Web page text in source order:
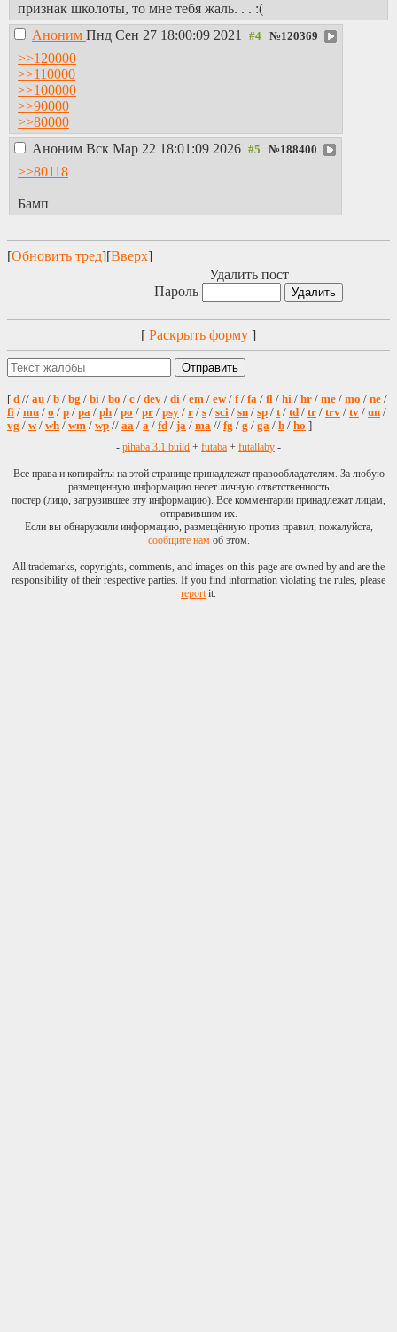
стабильность. В
чем? Чтобы жить в
образ народного
любимца за годы
существенных
Нищенские
подачки равные
назначенным им
же инфляционным
одновременным
оплаты проезда
лишь
поддерживают
спадающие штаны
прочего населения.
Воистину,
благочестивца,
благоверного
прихожанина в
признак школоты, то мне тебя жаль. . . :(
Аноним Пнд Сен 27 18:00:09 2021 №120369
>>120000
>>110000
>>100000
>>90000
>>80000
Аноним Вск Мар 22 18:01:09 2026 №188400
>>80118
Бамп
[Обновить тред][Вверх]
Удалить пост
Пароль
[ Раскрыть форму ]
[ d // au / b / bg / bi / bo / c / dev / di / em / ew/ f/ fa / fl / hi / hr / me / mo / ne /
fi / mu / o / p / pa / ph / po / pr / psy / r / s / sci / sn / sp / t/ td / tr / trv / tv / un /
vg / w/ wh / wm / wp // aa / a / fd / ja / ma // fg / g / ga / h / ho ]
- pihaba 3.1 build + futaba + futallaby -
Все права и копирайты на этой странице принадлежат правообладателям. За любую
размещенную информацию несет личную ответственность
постер (лицо, загрузившее эту информацию). Все комментарии принадлежат лицам,
отправившим их.
Если вы обнаружили информацию, размещённую против правил, пожалуйста,
сообщите намоб этом.
All trademarks, copyrights, comments, and images on this page are owned by and are the
responsibility of their respective parties. If you find information violating the rules, please
reportit.